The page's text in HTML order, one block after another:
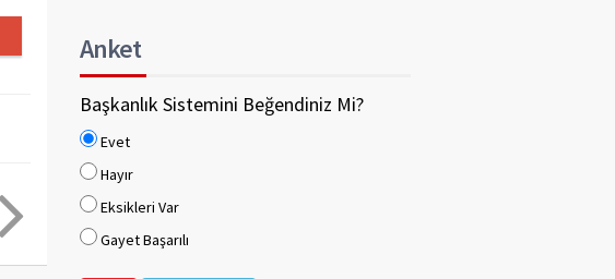
Anket
Başkanlık Sistemini Beğendiniz Mi?
Evet
Hayır
Eksikleri Var
Gayet Başarılı